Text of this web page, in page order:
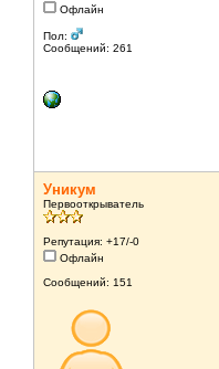
Офлайн
Пол:
Сообщений: 261
Уникум
Первооткрыватель
Репутация: +17/-0
Офлайн
Сообщений: 151